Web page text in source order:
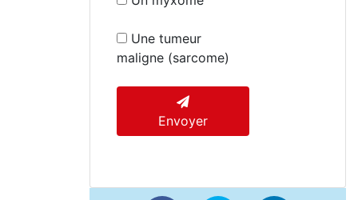
Une tumeur
maligne (sarcome)
Envoyer